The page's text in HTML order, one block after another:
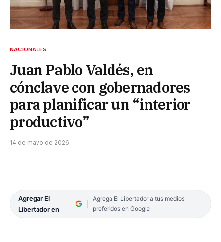
NACIONALES
Juan Pablo Valdés, en
cónclave con gobernadores
para planificar un “interior
productivo”
14 de mayo de 2026
Agregar El
Libertador en
Agrega El Libertador a tus medios
preferidos en Google